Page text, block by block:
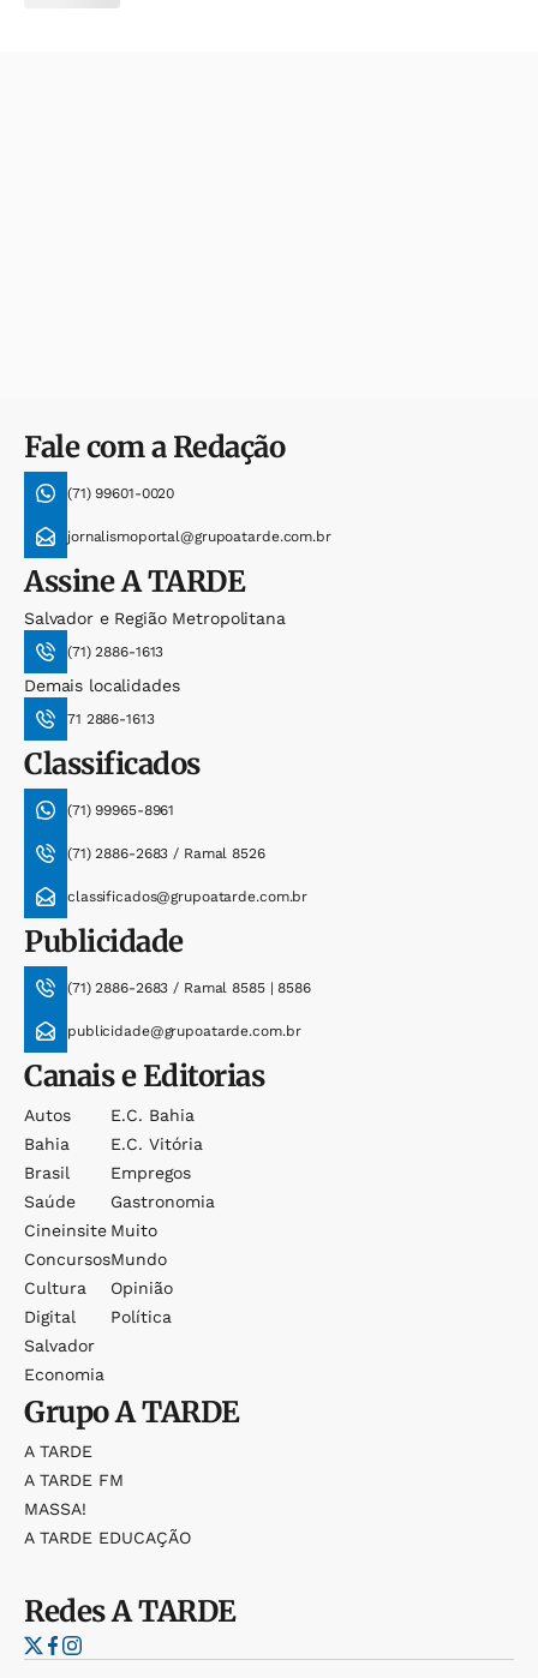
Fale com a Redação
(71) 99601-0020
jornalismoportal@grupoatarde.com.br
AssineA TARDE
Salvador e Região Metropolitana
(71) 2886-1613
Demais localidades
71 2886-1613
Classificados
(71) 99965-8961
(71) 2886-2683 / Ramal 8526
classificados@grupoatarde.com.br
Publicidade
(71) 2886-2683 / Ramal 8585 | 8586
publicidade@grupoatarde.com.br
Canais e Editorias
Autos
Bahia
Brasil
Saúde
Cineinsite
Concursos
Cultura
Digital
Salvador
Economia
E.c. Bahia
E.c. Vitória
Empregos
Gastronomia
Muito
Mundo
Opinião
Política
GrupoA TARDE
A TARDE
A TARDE FM
MASSA!
A TARDE EDUCAÇÃO
RedesA TARDE